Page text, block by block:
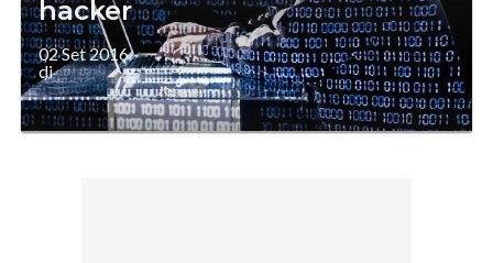
hacker
02 Set 2016
di